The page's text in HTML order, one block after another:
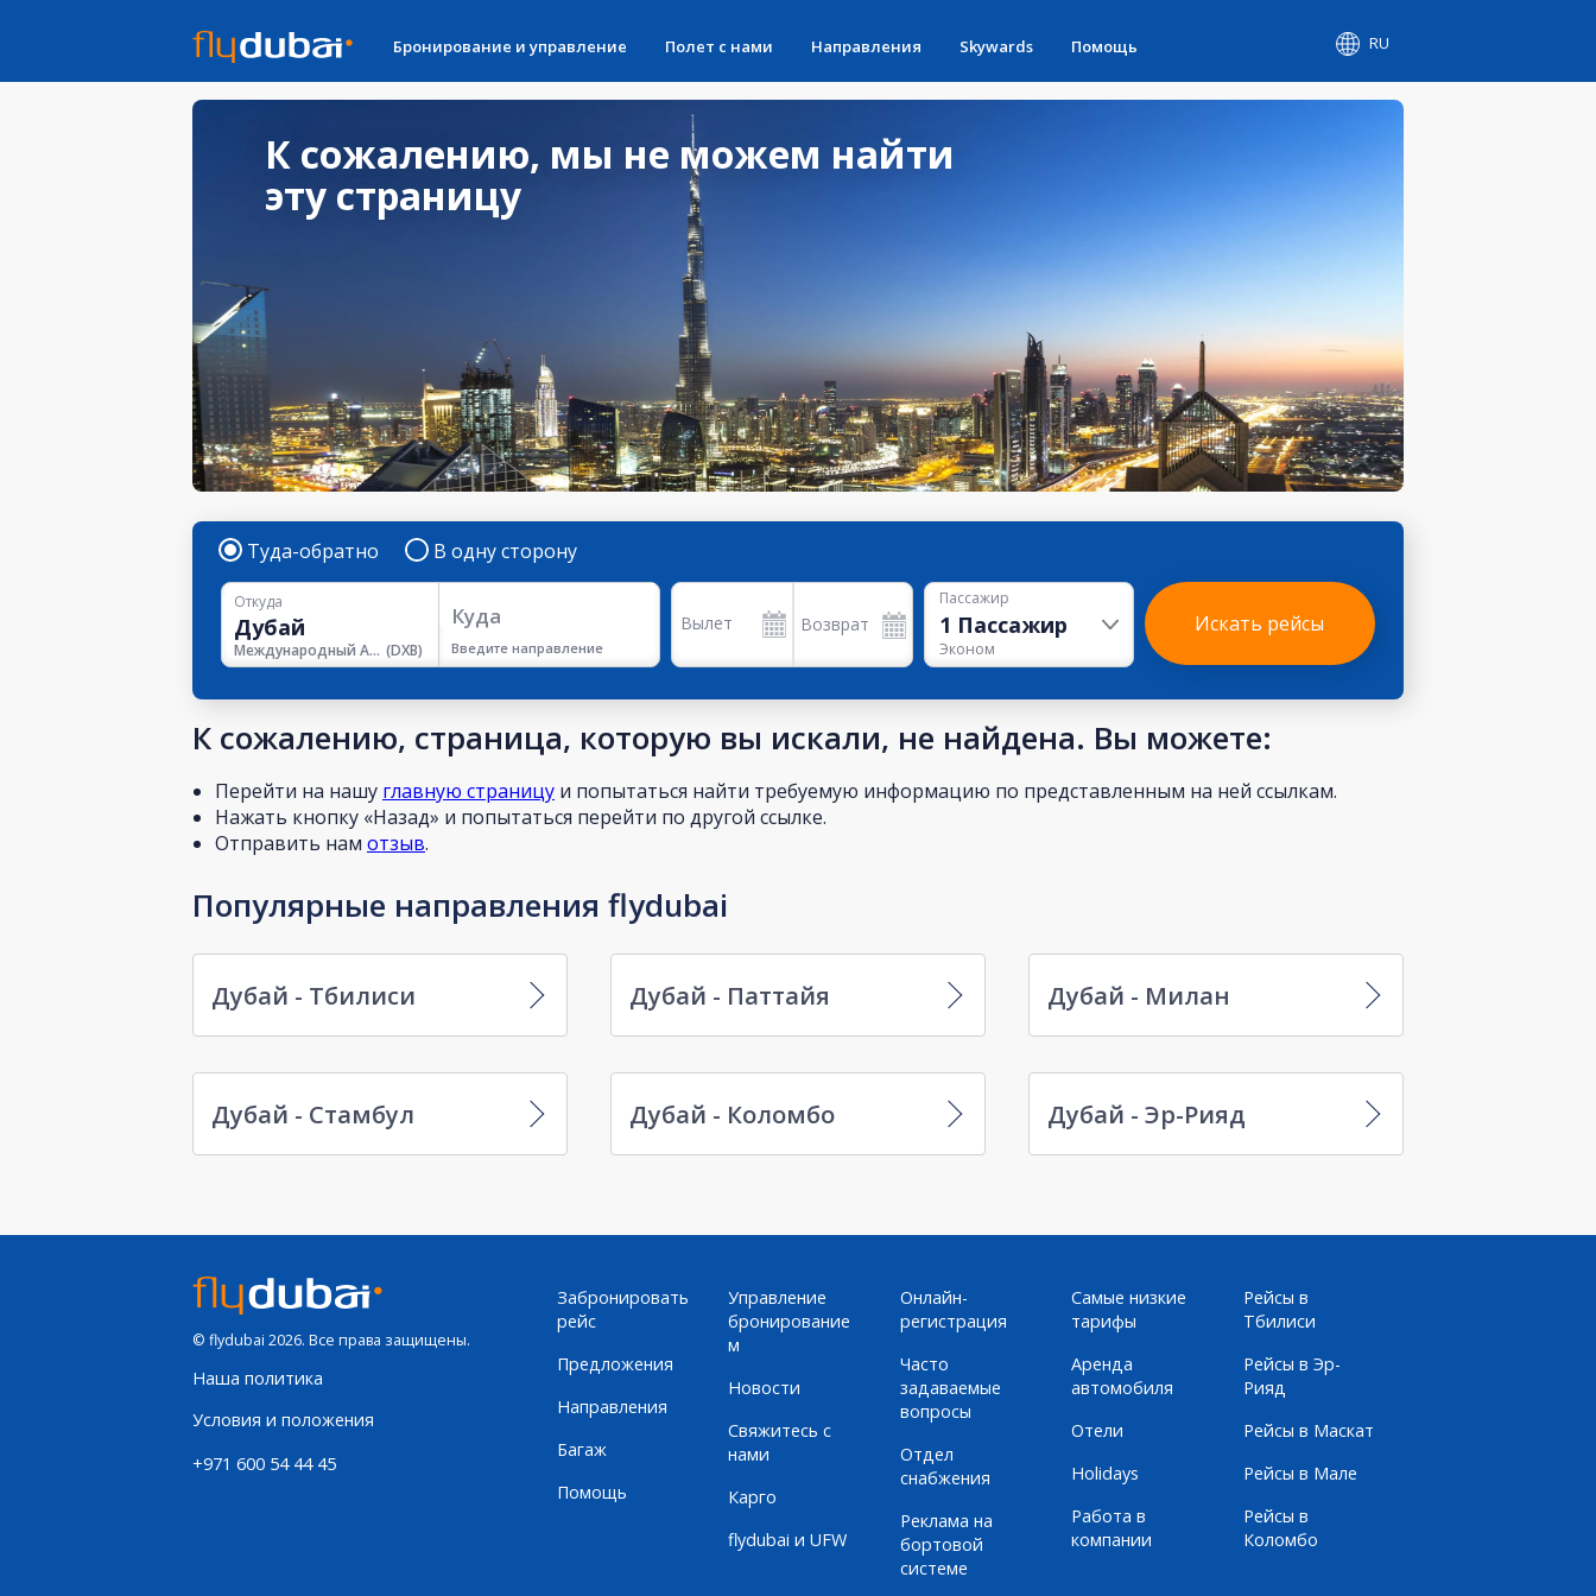
Бронирование и управление Полет с нами Направления Skywards Помощь RU
К сожалению, мы не можем найти
эту страницу
Туда-обратно В одну сторону
Откуда
Международный Аэропорт Дубая (DXB)
Куда
Введите направление
Вылет Возврат
Пассажир
1 Пассажир
Эконом
Искать рейсы
К сожалению, страница, которую вы искали, не найдена. Вы можете:
Перейти на нашу главную страницу и попытаться найти требуемую информацию по представленным на ней ссылкам.
Нажать кнопку «Назад» и попытаться перейти по другой ссылке.
Отправить нам отзыв.
Популярные направления flydubai
Дубай - Тбилиси Дубай - Паттайя Дубай - Милан
Дубай - Стамбул Дубай - Коломбо Дубай - Эр-Рияд
© flydubai 2026. Все права защищены.
Наша политика
Условия и положения
+971 600 54 44 45
Забронировать
рейс
Предложения
Направления
Багаж
Помощь
Управление
бронирование
м
Новости
Свяжитесь с
нами
Карго
flydubai и UFW
Онлайн-
регистрация
Часто
задаваемые
вопросы
Отдел
снабжения
Реклама на
бортовой
системе
Самые низкие
тарифы
Аренда
автомобиля
Отели
Holidays
Работа в
компании
Рейсы в
Тбилиси
Рейсы в Эр-
Рияд
Рейсы в Маскат
Рейсы в Мале
Рейсы в
Коломбо